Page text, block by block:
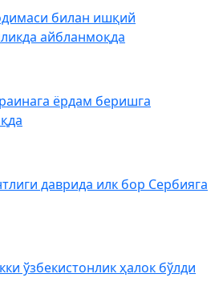
билан ишқий
айбланмоқда
ёрдам беришга
даврида илк бор Сербияга
ўзбекистонлик ҳалок бўлди